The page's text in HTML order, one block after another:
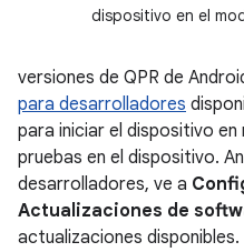
dispositivo en el
versiones de QPR de
para desarrolladores
para iniciar el dispositivo
pruebas en el dispositivo.
desarrolladores, ve a
Actualizaciones de
actualizaciones disponibles.